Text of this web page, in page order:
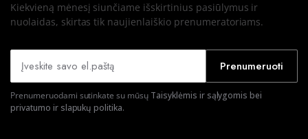
Kiekvieną mėnesį siunčiame išskirtinius pasiūlymus ir
nuolaidas, skirtas tik naujienlaiškio prenumeratoriams.
Prenumeruoti
Prenumeruodami sutinkate su mūsų Taisyklėmis ir sąlygomis bei
privatumo ir slapukų politika.